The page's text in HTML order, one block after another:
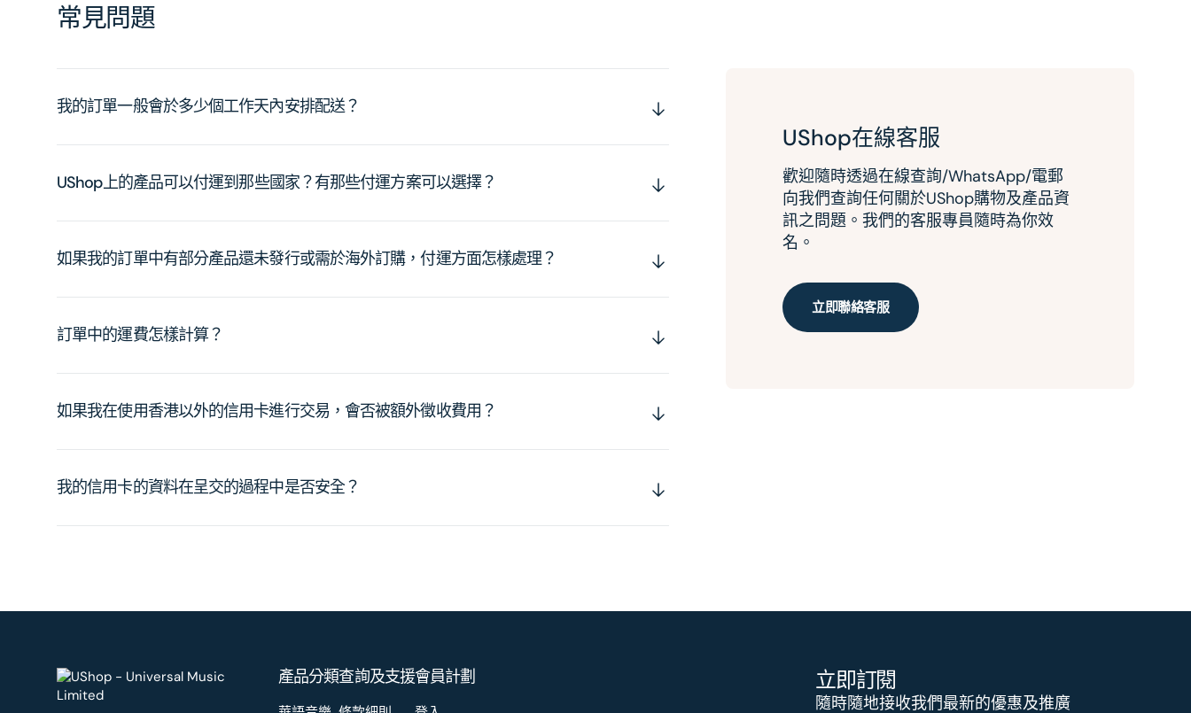
常見問題
我的訂單一般會於多少個工作天內安排配送？
UShop上的產品可以付運到那些國家？有那些付運方案可以選擇？
如果我的訂單中有部分產品還未發行或需於海外訂購，付運方面怎樣處理？
訂單中的運費怎樣計算？
如果我在使用香港以外的信用卡進行交易，會否被額外徵收費用？
我的信用卡的資料在呈交的過程中是否安全？
UShop在線客服
歡迎隨時透過在線查詢/WhatsApp/電郵
向我們查詢任何關於UShop購物及產品資
訊之問題。我們的客服專員隨時為你效
名。
立即聯絡客服
產品分類查詢及支援會員計劃 立即訂閱
隨時隨地接收我們最新的優惠及推廣